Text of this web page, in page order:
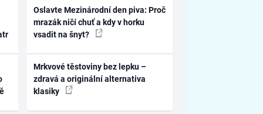
Oslavte Mezinárodní den piva: Proč
mrazák ničí chuť a kdy v horku
vsadit na šnyt?
Mrkvové těstoviny bez lepku –
zdravá a originální alternativa
klasiky